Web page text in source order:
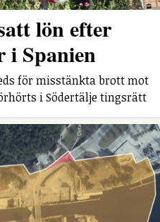
lön efter
i Spanien
för misstänkta brott mot
i Södertälje tingsrätt